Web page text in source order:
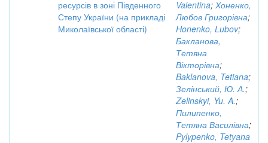
ресурсів в зоні Південного
Степу України (на прикладі
Миколаївської області)
Valentina; Хоненко,
Любов Григорівна;
Honenko, Lubov;
Бакланова,
Тетяна
Вікторівна;
Baklanova, Tetiana;
Зелінський, Ю. А.;
Zelinskyi, Yu. A.;
Пилипенко,
Тетяна Василівна;
Pylypenko, Tetyana